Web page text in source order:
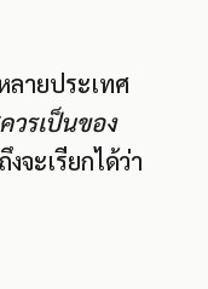
ลายประเทศ
วรเป็นของ
จะเรียกได้ว่า